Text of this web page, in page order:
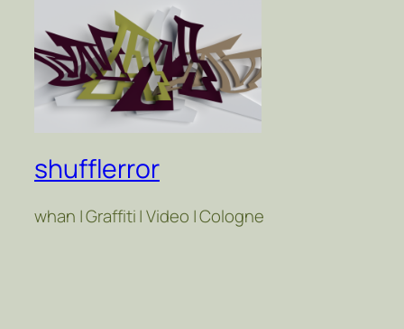
shufflerror
whan | Graffiti | Video | Cologne